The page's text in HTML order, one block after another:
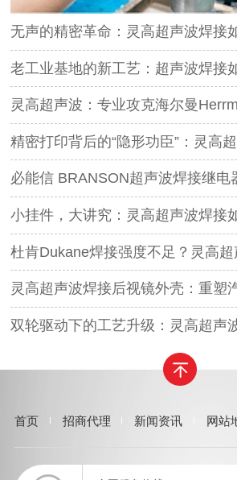
无声的精密革命：灵高超声波焊接如何重
老工业基地的新工艺：超声波焊接如何助
灵高超声波：专业攻克海尔曼Herrmann焊接
精密打印背后的“隐形功臣”：灵高超声波焊接如何
必能信 BRANSON超声波焊接继电器失效怎么办？灵高超
小挂件，大讲究：灵高超声波焊接如何让
杜肯Dukane焊接强度不足？灵高超声
灵高超声波焊接后视镜外壳：重塑汽车
双轮驱动下的工艺升级：灵高超声波焊接赋能
首页 招商代理 新闻资讯 网站